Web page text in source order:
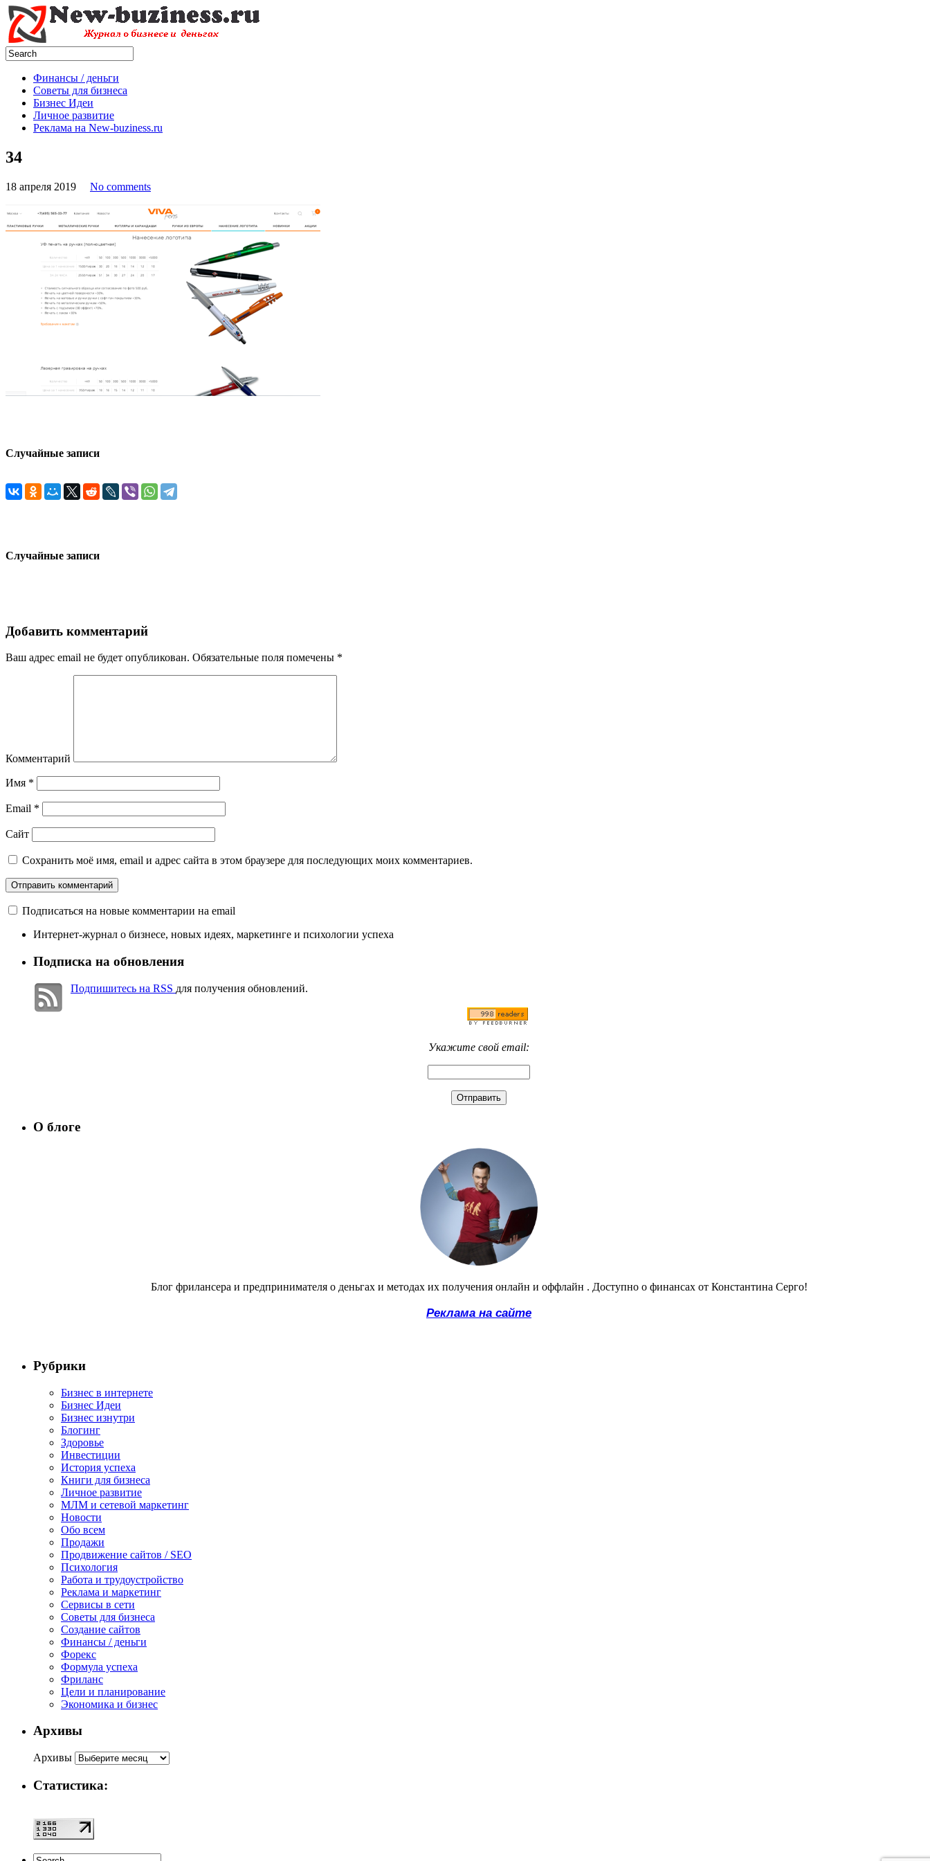
Финансы / деньги
Советы для бизнеса
Бизнес Идеи
Личное развитие
Реклама на New-buziness.ru
34
18 апреля 2019 No comments
Случайные записи
Случайные записи
Добавить комментарий
Ваш адрес email не будет опубликован. Обязательные поля помечены *
Комментарий
Имя *
Email *
Сайт
Сохранить моё имя, email и адрес сайта в этом браузере для последующих моих комментариев.
Подписаться на новые комментарии на email
Интернет-журнал о бизнесе, новых идеях, маркетинге и психологии успеха
Подписка на обновления
Подпишитесь на RSS для получения обновлений.
Укажите свой email:
О блоге
Блог фрилансера и предпринимателя о деньгах и методах их получения онлайн и оффлайн . Доступно о финансах от Константина Серго!
Реклама на сайте
Рубрики
Бизнес в интернете
Бизнес Идеи
Бизнес изнутри
Блогинг
Здоровье
Инвестиции
История успеха
Книги для бизнеса
Личное развитие
МЛМ и сетевой маркетинг
Новости
Обо всем
Продажи
Продвижение сайтов / SEO
Психология
Работа и трудоустройство
Реклама и маркетинг
Сервисы в сети
Советы для бизнеса
Создание сайтов
Финансы / деньги
Форекс
Формула успеха
Фриланс
Цели и планирование
Экономика и бизнес
Архивы
Архивы
Статистика: